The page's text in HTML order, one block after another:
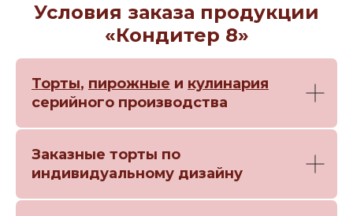
Условия заказа продукции
«Кондитер 8»
Торты, пирожные и кулинария
серийного производства
Заказные торты по
индивидуальному дизайну